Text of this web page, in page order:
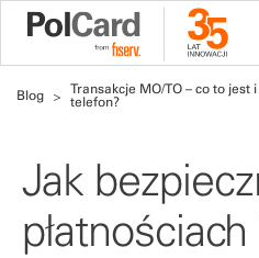
Blog
Transakcje MO/TO – co to jest
telefon?
Jak